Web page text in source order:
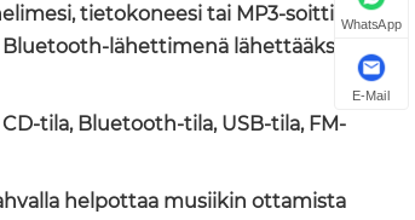
tietokoneesi tai MP3-soittimesi
lähettimenä lähettääksesi
tila, Bluetooth-tila, USB-tila, FM-
helpottaa musiikin ottamista
WhatsApp
E-Mail